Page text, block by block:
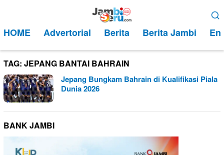
kontenMobile
HOME Advertorial Berita Berita Jambi
TAG: JEPANG BANTAI BAHRAIN
Jepang Bungkam Bahrain di Kualifikasi Piala
Dunia 2026
BANK JAMBI